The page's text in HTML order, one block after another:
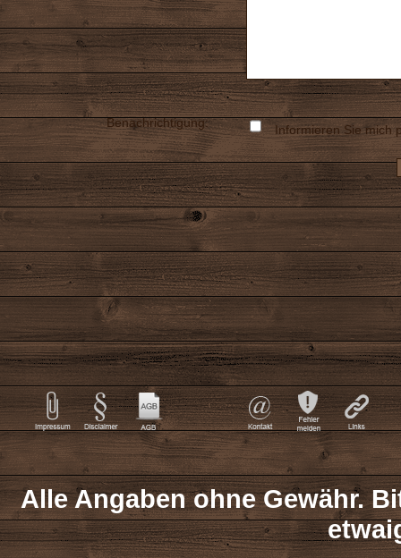
Benachrichtigung: Informieren Sie mich
Alle Angaben ohne Gewähr.